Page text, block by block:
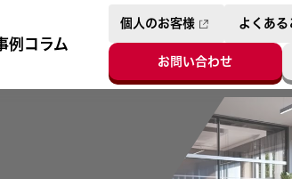
提供、関連性の高いコンテンツ表示といった目的
を無効にする方法を含め、当社のCookieの使
例 コラム
個人のお客様 よくある
お問い合わせ